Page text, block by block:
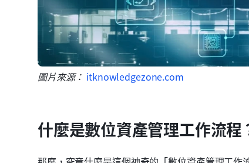
圖片來源： itknowledgezone.com
什麼是數位資產管理工作流程